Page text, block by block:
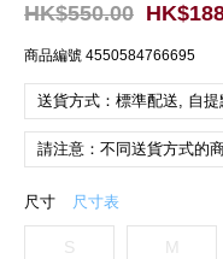
HK$550.00
商品編號 4550584766695
送貨方式：標準配送, 自
請注意：不同送貨方式的
尺寸 尺寸表
S M